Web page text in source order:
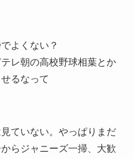
よくない？
レ朝の高校野球相葉とか
るなって
ていない。やっぱりまだ
らジャニーズ一掃、大歓